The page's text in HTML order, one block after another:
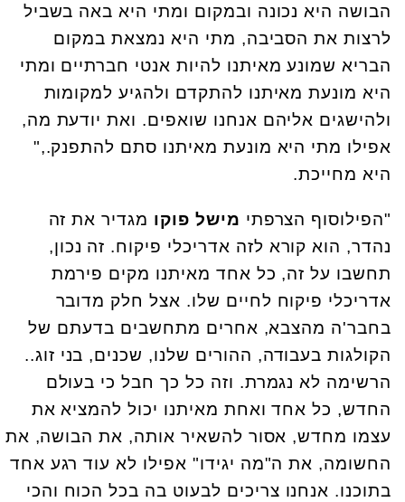
הבושה היא נכונה ובמקום ומתי היא באה בשביל
לרצות את הסביבה, מתי היא נמצאת במקום
הבריא שמונע מאיתנו להיות אנטי חברתיים ומתי
היא מונעת מאיתנו להתקדם ולהגיע למקומות
ולהישגים אליהם אנחנו שואפים. ואת יודעת מה,
אפילו מתי היא מונעת מאיתנו סתם להתפנק.,"
היא מחייכת.
"הפילוסוף הצרפתי מישל פוקו מגדיר את זה
נהדר, הוא קורא לזה אדריכלי פיקוח. זה נכון,
תחשבו על זה, כל אחד מאיתנו מקים פירמת
אדריכלי פיקוח לחיים שלו. אצל חלק מדובר
בחבר'ה מהצבא, אחרים מתחשבים בדעתם של
הקולגות בעבודה, ההורים שלנו, שכנים, בני זוג..
הרשימה לא נגמרת. וזה כל כך חבל כי בעולם
החדש, כל אחד ואחת מאיתנו יכול להמציא את
עצמו מחדש, אסור להשאיר אותה, את הבושה, את
החשומה, את ה"מה יגידו" אפילו לא עוד רגע אחד
בתוכנו. אנחנו צריכים לבעוט בה בכל הכוח והכי